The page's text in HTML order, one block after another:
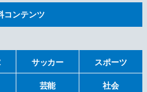
コンテンツ
サッカー スポーツ
芸能 社会